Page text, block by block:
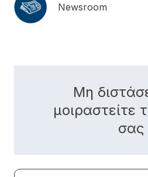
Newsroom
Μη
μοιραστείτε
σας